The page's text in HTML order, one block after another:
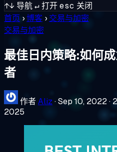
↑↓ 导航↵打开esc 关闭
首页 ›博客 › 交易与加密
交易与加密
最佳日内策略:如何
者
作者Aliz ·Sep 10, 2022·
2025